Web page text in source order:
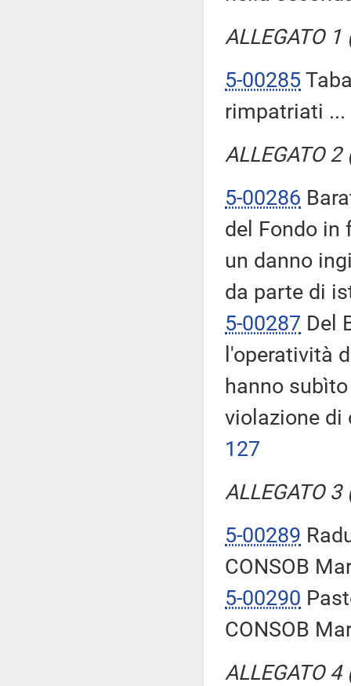
ALLEGATO
5-00285
rimpatriati ...
ALLEGATO
5-00286
del Fondo in
un danno
da parte di
5-00287 Del
l'operatività
hanno
violazione di
127
ALLEGATO
5-00289
CONSOB
5-00290
CONSOB
ALLEGATO